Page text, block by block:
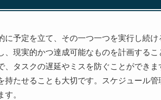
に予定を立て、その一つ一つを実行し続
、現実的かつ達成可能なものを計画する
、タスクの遅延やミスを防ぐことができ
持たせることも大切です。スケジュール
。